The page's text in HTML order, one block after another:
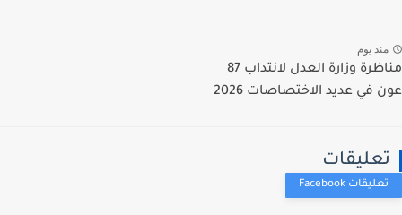
يوم
مناظرة وزارة العدل لانتداب 87
في عديد الاختصاصات 2026